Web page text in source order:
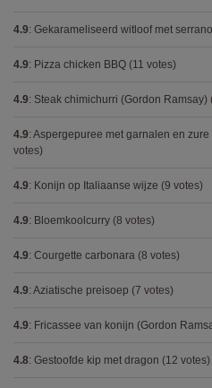
4.9: Gekarameliseerd witloof met
4.9: Pizza chicken BBQ (11 votes)
4.9: Steak chimichurri (Gordon Ramsay)
4.9: Aspergepuree met garnalen en
votes)
4.9: Konijn op Italiaanse wijze (9 votes)
4.9: Bloemkoolcurry (8 votes)
4.9: Courgette carbonara (8 votes)
4.9: Aziatische preisoep (7 votes)
4.9: Fricassee van konijn (Gordon
4.8: Gestoofde kip met dragon (12 votes)